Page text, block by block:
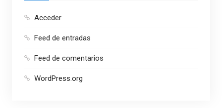
Acceder
Feed de entradas
Feed de comentarios
WordPress.org